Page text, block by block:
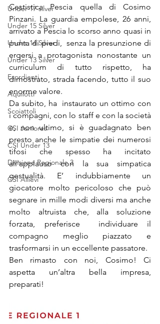
Under 17 silver
Under 15 Silver
Under 14 Silver
Under 13 Silver
Esordienti
Aquilotti
Scoiattoli
CSI Juniores
CSI Under 13
Divisione Regionale 3
CSI Allievi
Cestistica Pescia quella di Cosimo
Pinzani. La guardia empolese, 26 anni,
arrivato a Pescia lo scorso anno quasi in
punta di piedi,  senza la presunzione di
ergersi a protagonista nonostante un
curriculum di tutto rispetto, ha
dimostrato, strada facendo, tutto il suo
enorme valore.
Da subito, ha  instaurato un ottimo con
i compagni, con lo staff e con la società
e, non ultimo, si è guadagnato ben
presto anche le simpatie dei numerosi
tifosi che spesso ha incitato
all’applauso con la sua simpatica
gestualità. E’ indubbiamente un
giocatore molto pericoloso che può
segnare in mille modi diversi ma anche
molto altruista che, alla soluzione
forzata, preferisce  individuare il
compagno meglio piazzato e
trasformarsi in un eccellente passatore.
Ben rimasto con noi, Cosimo! Ci
aspetta un’altra bella impresa,
preparati!